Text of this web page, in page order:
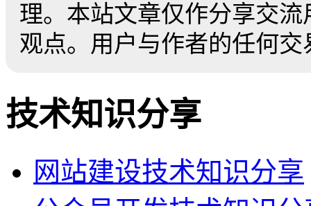
理。本站文章仅作分享交
观点。用户与作者的任何
技术知识分享
网站建设技术知识分享